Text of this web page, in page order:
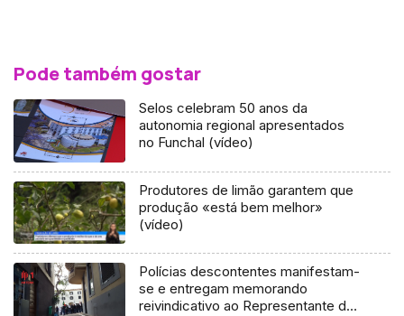
Pode também gostar
Selos celebram 50 anos da
autonomia regional apresentados
no Funchal (vídeo)
Produtores de limão garantem que
produção «está bem melhor»
(vídeo)
Polícias descontentes manifestam-
se e entregam memorando
reivindicativo ao Representante da